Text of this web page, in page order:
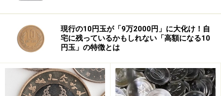
現行の10円玉が「9万2000円」に大化け！自
宅に残っているかもしれない「高額になる10
円玉」の特徴とは